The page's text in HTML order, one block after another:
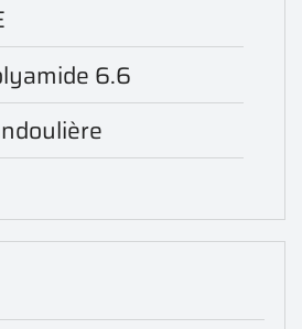
6.6